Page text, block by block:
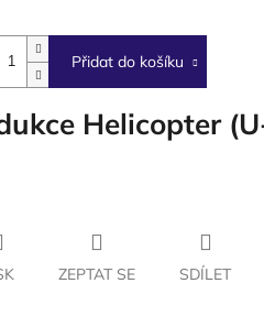
Přidat do košíku
Helicopter
ZEPTAT SE SDÍLET